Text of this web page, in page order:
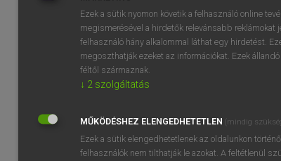
BELÉPÉS
Ezek a sütik nyomon követik a felhasználó online
megismerésével a hirdetők relevánsabb reklámokat
felhasználó hány alkalommal láthat egy hirdetést.
megoszthatják ezeket az információkat. Ezek
féltől származnak.
↓ 2 szolgáltatás
MŰKÖDÉSHEZ ELENGEDHETETLEN (mindig
Ezek a sütik elengedhetetlenek az oldalunkon
felhasználók nem tilthatják le azokat. A feltétlenül